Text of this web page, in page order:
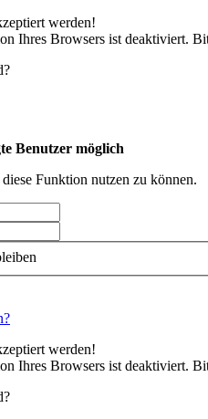
werden!
Ihres Browsers ist deaktiviert.
Benutzer möglich
Funktion nutzen zu können.
werden!
Ihres Browsers ist deaktiviert.